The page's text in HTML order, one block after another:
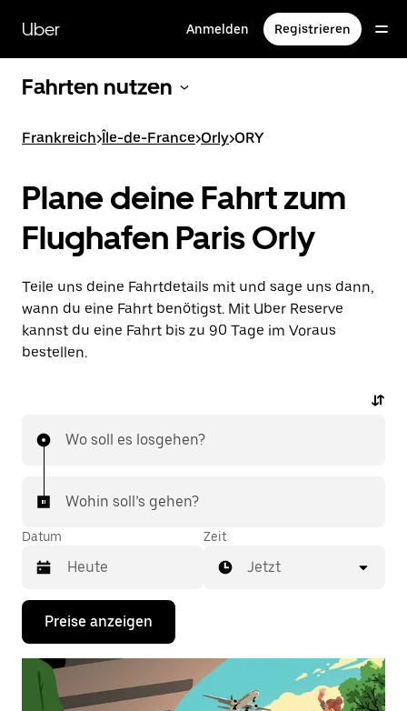
zum
Hauptinhalt
Uber Anmelden Registrieren
Fahrten nutzen
Frankreich>Île-de-France>Orly>ORY
Plane deine Fahrt zum
Flughafen Paris Orly
Teile uns deine Fahrtdetails mit und sage uns dann,
wann du eine Fahrt benötigst. Mit Uber Reserve
kannst du eine Fahrt bis zu 90 Tage im Voraus
bestellen.
Wo soll es losgehen?
Wohin soll’s gehen?
Datum
Drücke
Nach-
unten-
Taste,
um
Zeit
Jetzt
Preise anzeigen